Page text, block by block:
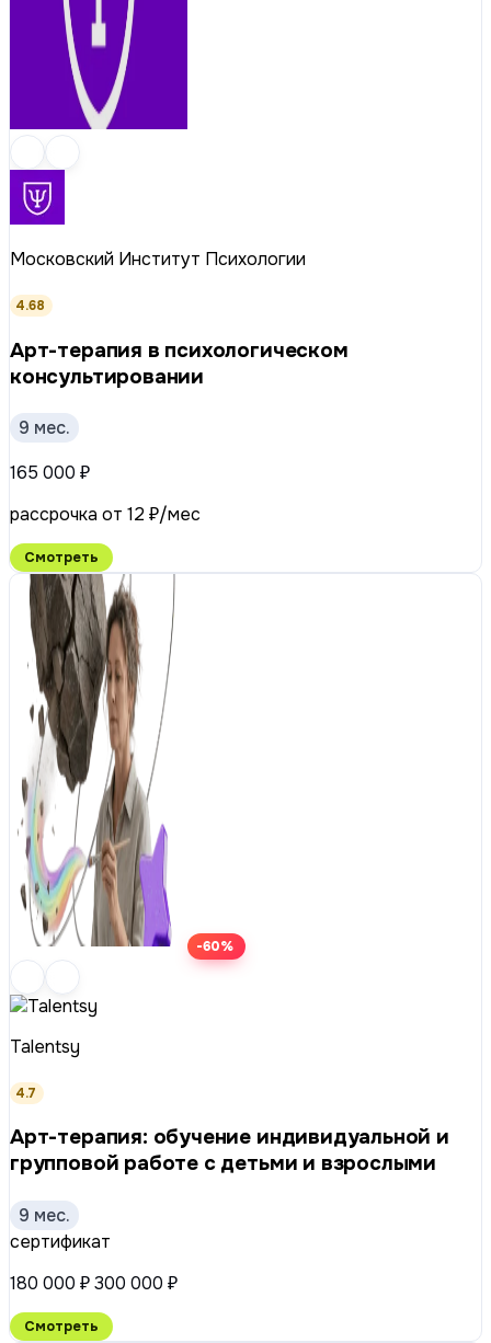
Московский Институт Психологии
4.68
Арт-терапия в психологическом
консультировании
9 мес.
165 000 ₽
рассрочка от 12 ₽/мес
Смотреть
-60%
Talentsy
4.7
Арт-терапия: обучение индивидуальной и
групповой работе с детьми и взрослыми
9 мес.
сертификат
180 000 ₽300 000 ₽
Смотреть